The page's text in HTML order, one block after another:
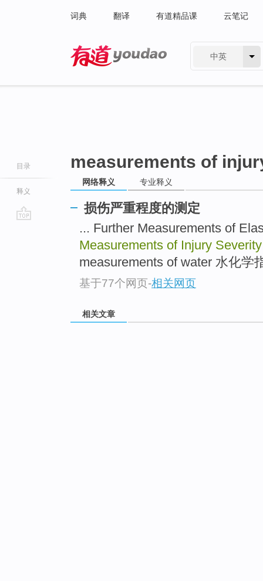
词典 翻译 有道精品课 云笔记
中英
目录
释义
measurements of
网络释义 专业释义
损伤严重程度的测定
... Further Measurements of
Measurements of Injury
measurements of water 水化学
基于77个网页-相关网页
相关文章